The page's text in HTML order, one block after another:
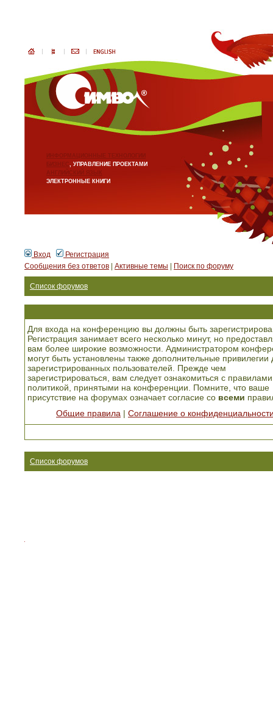
ИНФОРМАЦИОННЫЕ ТЕХНОЛОГИИ
БИЗНЕС, УПРАВЛЕНИЕ ПРОЕКТАМИ
АНГЛИЙСКИЙ ЯЗЫК
ЭЛЕКТРОННЫЕ КНИГИ
Вход
Регистрация
Сообщения без ответов
Активные темы Поиск по форуму
Список форумов
Для входа на конференцию вы должны быть
Регистрация занимает всего несколько минут, но
вам более широкие возможности. Администратором
могут быть установлены также дополнительные привилегии
зарегистрированных пользователей. Прежде чем
зарегистрироваться, вам следует ознакомиться с
политикой, принятыми на конференции. Помните, что ваше
присутствие на форумах означает согласие со всеми
Общие правила
Соглашение о
Список форумов